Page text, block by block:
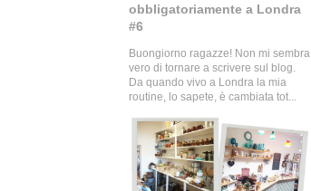
obbligatoriamente a Londra
#6
Buongiorno ragazze! Non mi sembra
vero di tornare a scrivere sul blog.
Da quando vivo a Londra la mia
routine, lo sapete, è cambiata tot...